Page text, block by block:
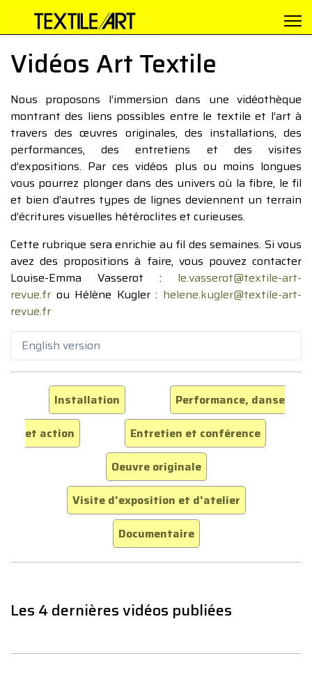
Vidéos Art Textile
Nous proposons l’immersion dans une vidéothèque
montrant des liens possibles entre le textile et l’art à
travers des œuvres originales, des installations, des
performances, des entretiens et des visites
d’expositions. Par ces vidéos plus ou moins longues
vous pourrez plonger dans des univers où la fibre, le fil
et bien d’autres types de lignes deviennent un terrain
d’écritures visuelles hétéroclites et curieuses.
Cette rubrique sera enrichie au fil des semaines. Si vous
avez des propositions à faire, vous pouvez contacter
Louise-Emma Vasserot : le.vasserot@textile-art-
revue.fr ou Hélène Kugler : helene.kugler@textile-art-
revue.fr
English version
Installation
Performance, danse
et action
Entretien et conférence
Oeuvre originale
Visite d'exposition et d'atelier
Documentaire
Les 4 dernières vidéos publiées